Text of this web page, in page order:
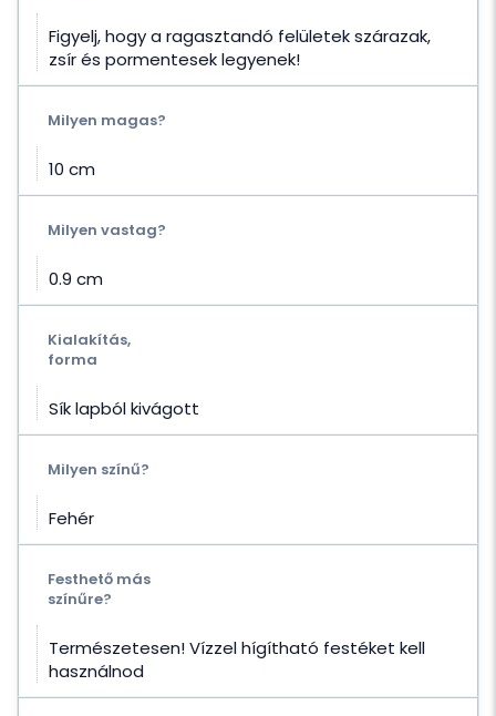
Figyelj, hogy a ragasztandó felületek szárazak,
zsír és pormentesek legyenek!
Milyen magas?
10 cm
Milyen vastag?
0.9 cm
Kialakítás,
forma
Sík lapból kivágott
Milyen színű?
Fehér
Festhető más
színűre?
Természetesen! Vízzel hígítható festéket kell
használnod